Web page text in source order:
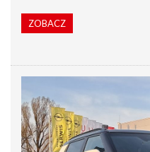
ZOBACZ